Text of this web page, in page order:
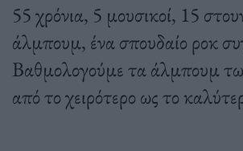
55 χρόνια, 5 μουσικοί, 15
άλμπουμ, ένα σπουδαίο ροκ
Βαθμολογούμε τα άλμπουμ
από το χειρότερο ως το